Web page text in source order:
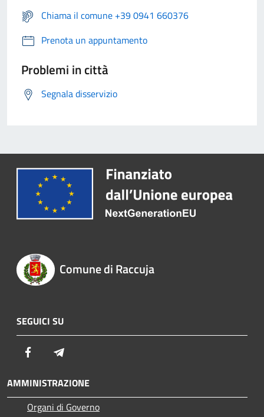
Chiama il comune +39 0941 660376
Prenota un appuntamento
Problemi in città
Segnala disservizio
Comune di Raccuja
SEGUICI SU
Facebook
AMMINISTRAZIONE
Organi di Governo